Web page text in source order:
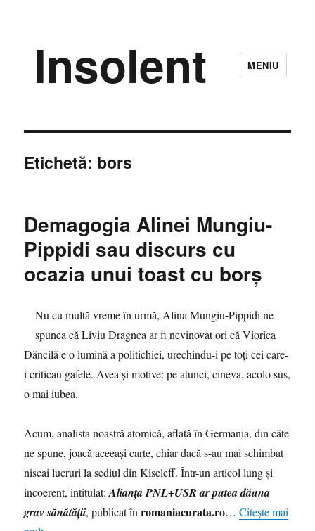
Insolent MENIU
Etichetă: bors
Demagogia Alinei Mungiu-
Pippidi sau discurs cu
ocazia unui toast cu borş
Nu cu multă vreme în urmă, Alina Mungiu-Pippidi ne
spunea că Liviu Dragnea ar fi nevinovat ori că Viorica
Dăncilă e o lumină a politichiei, urechindu-i pe toţi cei care-
i criticau gafele. Avea şi motive: pe atunci, cineva, acolo sus,
o mai iubea.
Acum, analista noastră atomică, aflată în Germania, din câte
ne spune, joacă aceeaşi carte, chiar dacă s-au mai schimbat
niscai lucruri la sediul din Kiseleff. Într-un articol lung şi
incoerent, intitulat:Alianța PNL+USR ar putea dăuna
grav sănătății, publicat în romaniacurata.ro…Citește mai